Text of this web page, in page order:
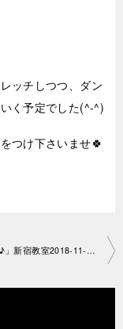
ッチしつつ、ダン
く予定でした(^-^)
つけ下さいませ🍀